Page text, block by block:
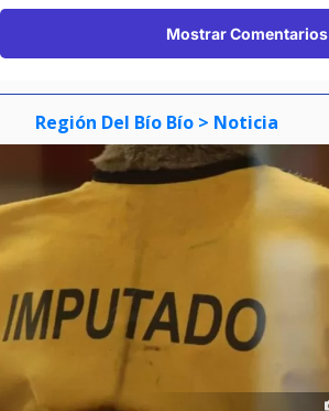
Mostrar Comentarios
Región Del Bío Bío > Noticia